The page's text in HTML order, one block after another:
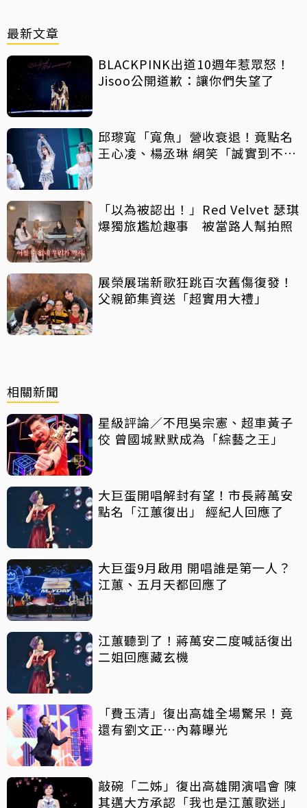
最新文章
BLACKPINK出道10週年惹眾怒！
Jisoo公開道歉：讓你們失望了
邱瓈寬「寬魚」營收衰退！竟點名
王心凌、楊丞琳 網笑「誠實到不
「以為被認出！」Red Velvet 瑟琪
爆獨旅尷尬趣事 被當路人幫拍照
展榮展瑞新歌狂跳百次舊傷復發！
父親節集資送「超實用大禮」
相關新聞
星級評論／不甩吳宗憲、超車黃子
佼 曾國城默默成為「綜藝之王」
大巨蛋開唱解封有望！市長蔣萬安
點名「江蕙復出」 經紀人回應了
大巨蛋9月啟用 開唱誰是第一人？
江蕙、五月天都回應了
江蕙聽到了！蔣萬安二度喊話復出
二姐回應藏玄機
「費玉清」復出高雄全場驚呆！竟
還有劉文正…內幕曝光
敲碗「二姊」復出高雄開演唱會 陳
其邁大方承認「我也是江蕙歌迷」